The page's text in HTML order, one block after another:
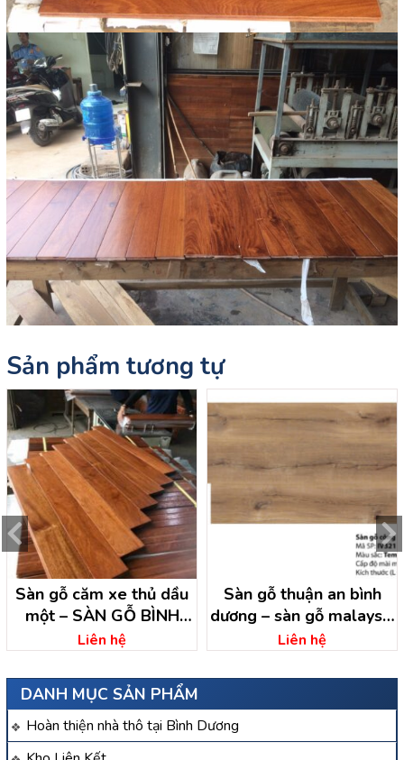
DANH MỤC SẢN PHẨM
Hoàn thiện nhà thô tại Bình Dương
Sản phẩm tương tự
Sàn gỗ căm xe thủ dầu
một – SÀN GỖ BÌNH
DƯƠNG
Liên hệ
Sàn gỗ thuận an bình
dương – sàn gỗ malaysia
thuận an
Liên hệ